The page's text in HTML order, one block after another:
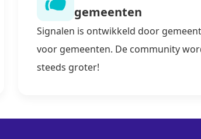
gemeenten
Signalen is ontwikkeld door
voor gemeenten. De community
steeds groter!